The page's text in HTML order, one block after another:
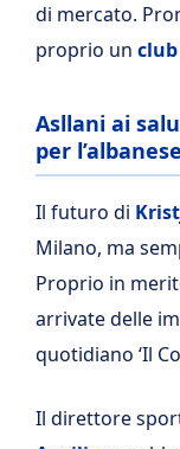
di mercato.
proprio un club
Asllani ai
per l’albanese
Il futuro di
Milano, ma
Proprio in
arrivate delle
quotidiano ‘Il
Il direttore